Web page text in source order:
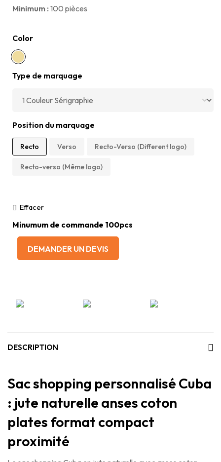
Minimum : 100 pièces
Color
Type de marquage
Position du marquage
Recto Verso Recto-Verso (Different logo)
Recto-verso (Même logo)
Effacer
Minumum de commande 100pcs
DEMANDER UN DEVIS
DESCRIPTION
Sac shopping personnalisé Cuba
: jute naturelle anses coton
plates format compact
proximité